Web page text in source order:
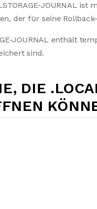
JOURNAL
der für seine
JOURNAL enthält
sind.
DIE